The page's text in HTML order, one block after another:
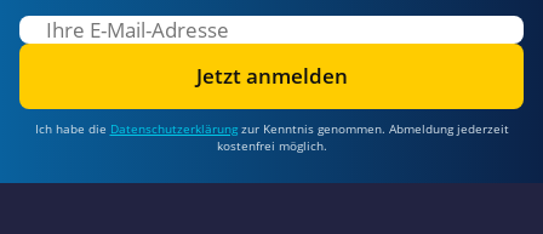
Jetzt anmelden
Ich habe die Datenschutzerklärungzur Kenntnis genommen. Abmeldung jederzeit
kostenfrei möglich.